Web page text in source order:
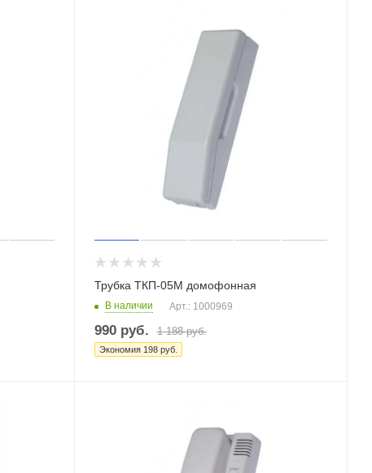
Трубка ТКП-05М домофонная
В наличии Арт.: 1000969
990руб. 1 188руб.
Экономия 198руб.